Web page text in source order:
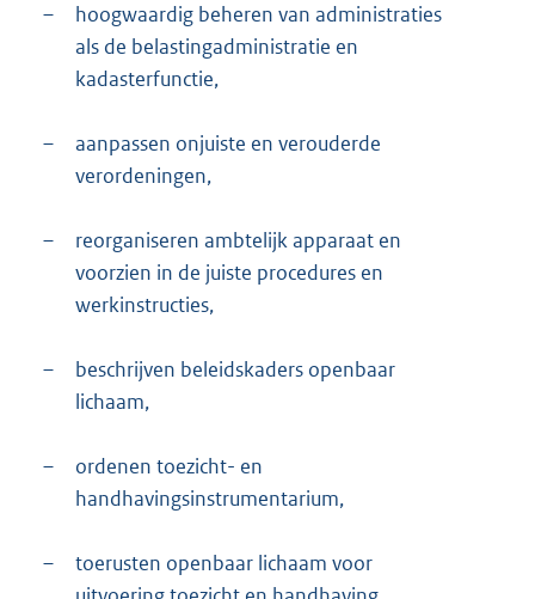
–
hoogwaardig beheren van administraties
als de belastingadministratie en
kadasterfunctie,
–
aanpassen onjuiste en verouderde
verordeningen,
–
reorganiseren ambtelijk apparaat en
voorzien in de juiste procedures en
werkinstructies,
–
beschrijven beleidskaders openbaar
lichaam,
–
ordenen toezicht- en
handhavingsinstrumentarium,
–
toerusten openbaar lichaam voor